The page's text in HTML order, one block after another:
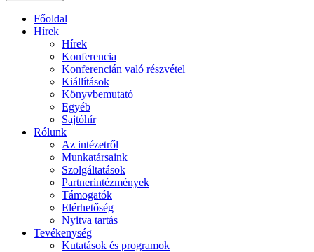
Főoldal
Hírek
Hírek
Konferencia
Konferencián való részvétel
Kiállítások
Könyvbemutató
Egyéb
Sajtóhír
Rólunk
Az intézetről
Munkatársaink
Szolgáltatások
Partnerintézmények
Támogatók
Elérhetőség
Nyitva tartás
Tevékenység
Kutatások és programok